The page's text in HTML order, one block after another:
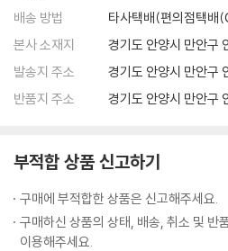
포스트모더니즘의 종말을 제언하다
란 말을 널리 퍼뜨린 찰스 젱크스는 『포
age of Post-Modernism』(1975)와 유
사용했다. 포스트모던 건축가들은 지역
갔으며 종종 ??익살스러운?? 방법으로
순수함보다 잡종적인 요소??를 좋아하
잡한 활력??을 선호한다고 했다.
배송 방법
타사택배(편의점택배
본사 소재지
경기도 안양시 만안
발송지 주소
경기도 안양시 만안
반품지 주소
경기도 안양시 만안
부적합 상품 신고하기
구매에 부적합한 상품은 신고해주세요.
구매하신 상품의 상태, 배송, 취소 및 반
이용해주세요.